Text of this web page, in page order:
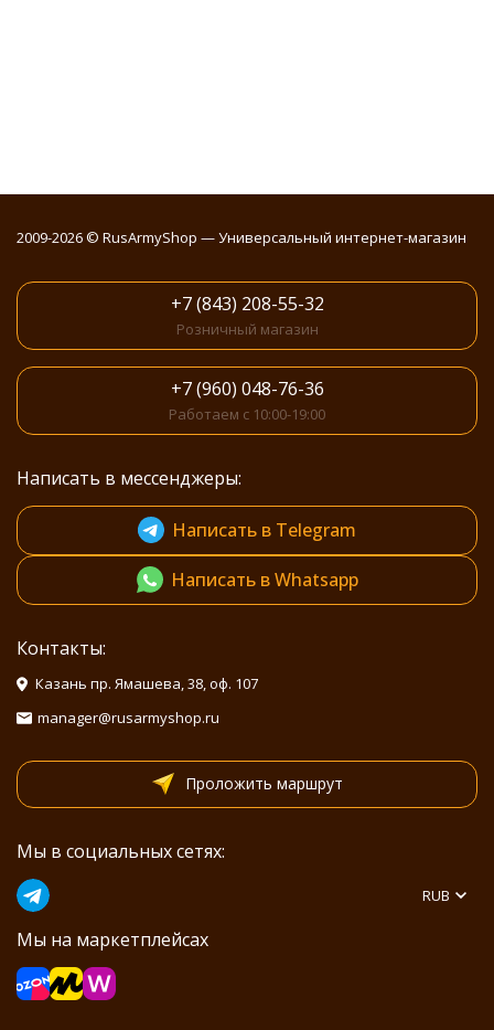
2009-2026 © RusArmyShop — Универсальный интернет-магазин
+7 (843) 208-55-32
Розничный магазин
+7 (960) 048-76-36
Работаем с 10:00-19:00
Написать в мессенджеры:
Написать в Telegram
Написать в Whatsapp
Контакты:
Казань пр. Ямашева, 38, оф. 107
manager@rusarmyshop.ru
Проложить маршрут
Мы в социальных сетях:
Мы на маркетплейсах
RUB